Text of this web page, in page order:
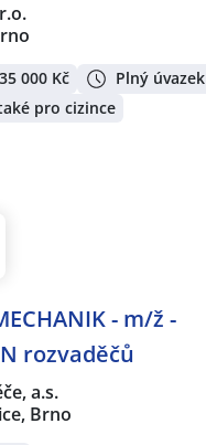
000 Kč
Plný úvazek
pro cizince
- m/ž -
rozvaděčů
a.s.
Brno